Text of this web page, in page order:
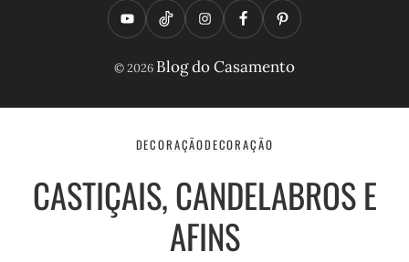
Y
o
t
e
T
i
t
o
I
n
t
a
r
a
m
F
a
e
b
o
P
i
t
e
© 2026 Blog do Casamento
DECORAÇÃODECORAÇÃO
CASTIÇAIS, CANDELABROS E
AFINS